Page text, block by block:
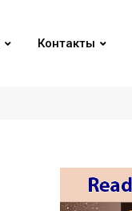
Контакты